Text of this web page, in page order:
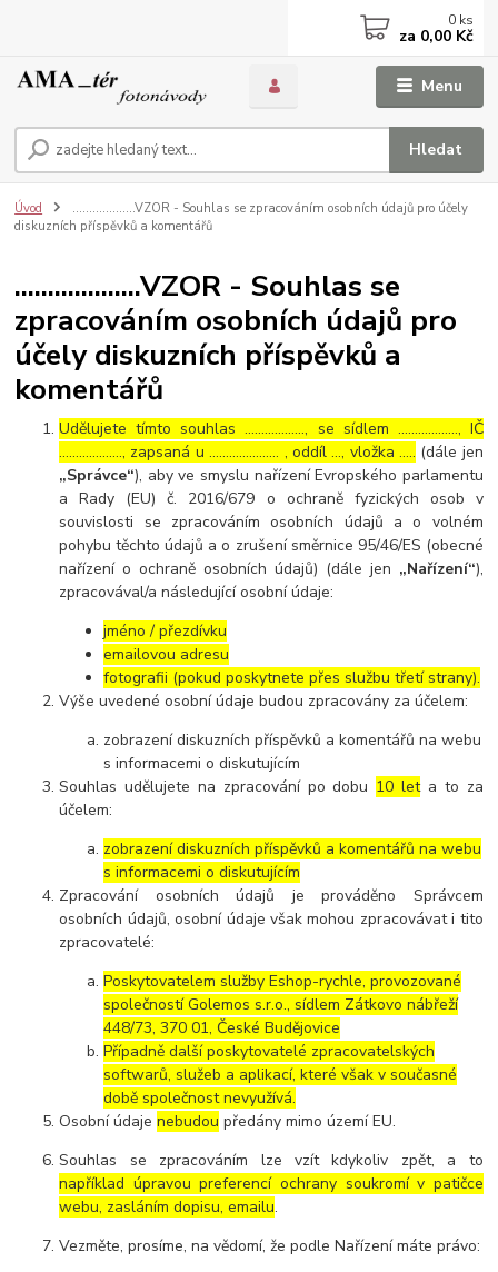
Menu
Hledat
0 ks
za 0,00 Kč
Úvod
...................VZOR - Souhlas se zpracováním osobních údajů pro účely
diskuzních příspěvků a komentářů
...................VZOR - Souhlas se
zpracováním osobních údajů pro
účely diskuzních příspěvků a
komentářů
Udělujete tímto souhlas ……………..., se sídlem ………………, IČ
………………., zapsaná u ………………… , oddíl …, vložka ….. (dále jen
„Správce“), aby ve smyslu nařízení Evropského parlamentu
a Rady (EU) č. 2016/679 o ochraně fyzických osob v
souvislosti se zpracováním osobních údajů a o volném
pohybu těchto údajů a o zrušení směrnice 95/46/ES (obecné
nařízení o ochraně osobních údajů) (dále jen „Nařízení“),
zpracovával/a následující osobní údaje:
jméno / přezdívku
emailovou adresu
fotografii (pokud poskytnete přes službu třetí strany).
Výše uvedené osobní údaje budou zpracovány za účelem:
zobrazení diskuzních příspěvků a komentářů na webu
s informacemi o diskutujícím
Souhlas udělujete na zpracování po dobu 10 leta to za
účelem:
zobrazení diskuzních příspěvků a komentářů na webu
s informacemi o diskutujícím
Zpracování osobních údajů je prováděno Správcem
osobních údajů, osobní údaje však mohou zpracovávat i tito
zpracovatelé:
Poskytovatelem služby Eshop-rychle, provozované
společností Golemos s.r.o., sídlem Zátkovo nábřeží
448/73, 370 01, České Budějovice
Případně další poskytovatelé zpracovatelských
softwarů, služeb a aplikací, které však v současné
době společnost nevyužívá.
Osobní údajenebudou předány mimo území EU.
Souhlas se zpracováním lze vzít kdykoliv zpět, a to
například úpravou preferencí ochrany soukromí v patičce
webu, zasláním dopisu, emailu.
Vezměte, prosíme, na vědomí, že podle Nařízení máte právo: